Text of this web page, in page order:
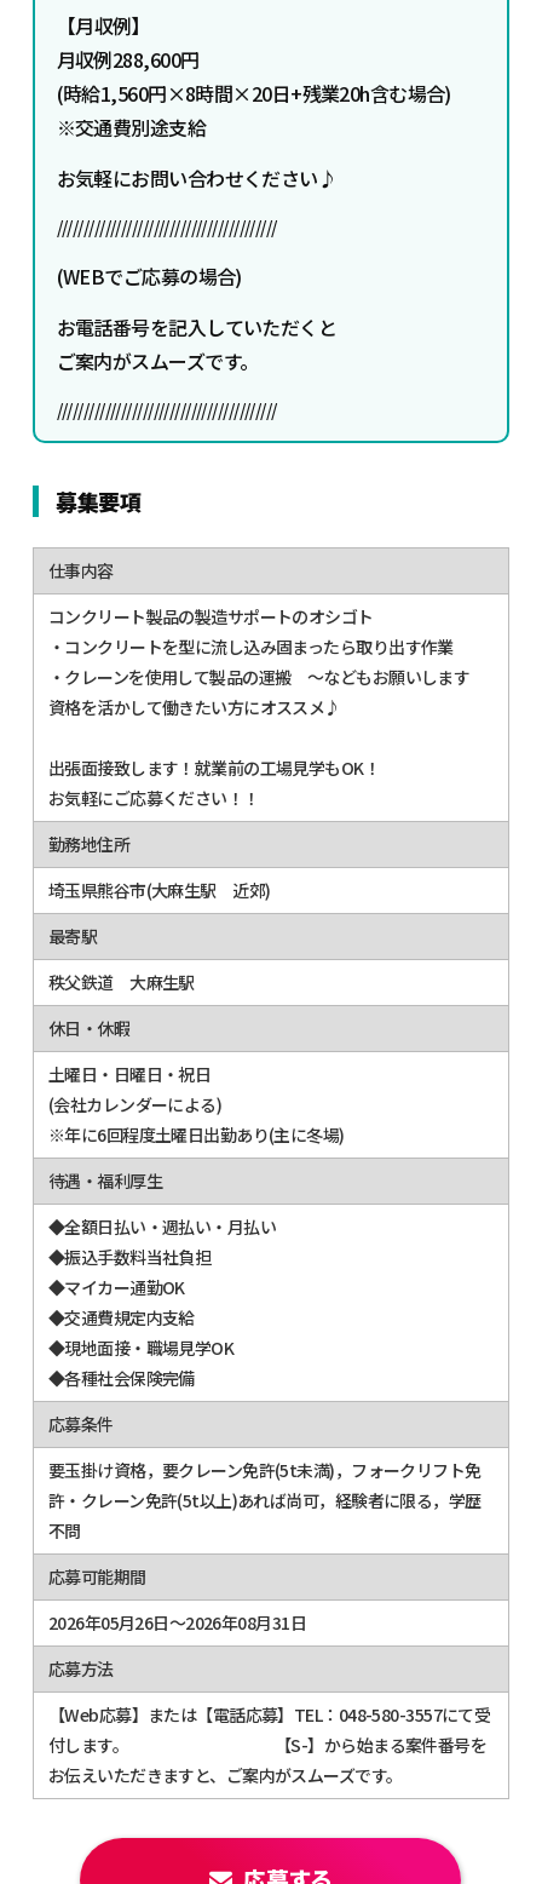
【月収例】
月収例288,600円
(時給1,560円×8時間×20日+残業20h含む場合)
※交通費別途支給
お気軽にお問い合わせください♪
/////////////////////////////////////////
(WEBでご応募の場合)
お電話番号を記入していただくと
ご案内がスムーズです。
/////////////////////////////////////////
募集要項
仕事内容
コンクリート製品の製造サポートのオシゴト
・コンクリートを型に流し込み固まったら取り出す作業
・クレーンを使用して製品の運搬 ～などもお願いします
資格を活かして働きたい方にオススメ♪
出張面接致します！就業前の工場見学もOK！
お気軽にご応募ください！！
勤務地住所
埼玉県熊谷市(大麻生駅 近郊)
最寄駅
秩父鉄道 大麻生駅
休日・休暇
土曜日・日曜日・祝日
(会社カレンダーによる)
※年に6回程度土曜日出勤あり(主に冬場)
待遇・福利厚生
◆全額日払い・週払い・月払い
◆振込手数料当社負担
◆マイカー通勤OK
◆交通費規定内支給
◆現地面接・職場見学OK
◆各種社会保険完備
応募条件
要玉掛け資格，要クレーン免許(5t未満)，フォークリフト免
許・クレーン免許(5t以上)あれば尚可，経験者に限る，学歴
不問
応募可能期間
2026年05月26日～2026年08月31日
応募方法
【Web応募】または【電話応募】TEL：048-580-3557にて受
付します。 【S-】から始まる案件番号を
お伝えいただきますと、ご案内がスムーズです。